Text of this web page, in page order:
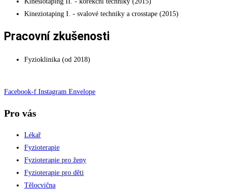
Kineziotaping I. - svalové techniky a crosstape (2015)
Pracovní zkušenosti
Fyzioklinika (od 2018)
Facebook-f Instagram Envelope
Pro vás
Lékař
Fyzioterapie
Fyzioterapie pro ženy
Fyzioterapie pro děti
Tělocvična